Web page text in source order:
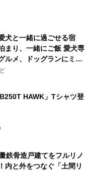
犬と一緒に過ごせる宿
まり、一緒にご飯 愛犬専
ルメ、ドッグランにミニ
ピングとトレーラーハウ
HAWK」Tシャツ登
鉄骨造戸建てをフルリノ
内と外をつなぐ「土間リ